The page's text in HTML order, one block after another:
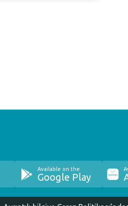
Available on the
Google Play